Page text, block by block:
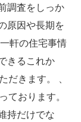
調査をしっか
原因や長期を
軒の住宅事情
きるこれか
だきます。 、
ております。
持だけでな